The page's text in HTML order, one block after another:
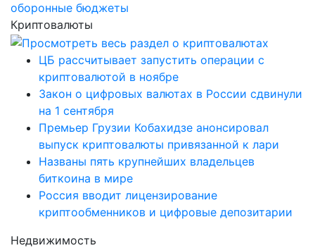
оборонные бюджеты
Криптовалюты
ЦБ рассчитывает запустить операции с
криптовалютой в ноябре
Закон о цифровых валютах в России сдвинули
на 1 сентября
Премьер Грузии Кобахидзе анонсировал
выпуск криптовалюты привязанной к лари
Названы пять крупнейших владельцев
биткоина в мире
Россия вводит лицензирование
криптообменников и цифровые депозитарии
Недвижимость